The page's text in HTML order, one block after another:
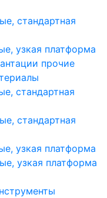
стандартная
узкая платформа
прочие
стандартная
стандартная
узкая платформа
узкая платформа